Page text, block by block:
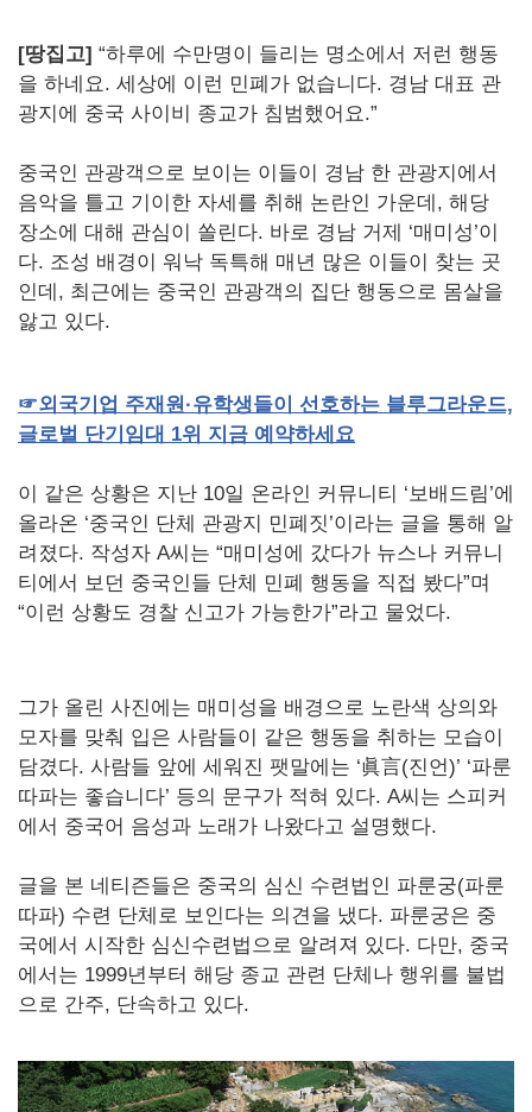
[땅집고] “하루에 수만명이 들리는 명소에서 저런 행동
을 하네요. 세상에 이런 민폐가 없습니다. 경남 대표 관
광지에 중국 사이비 종교가 침범했어요.”
중국인 관광객으로 보이는 이들이 경남 한 관광지에서
음악을 틀고 기이한 자세를 취해 논란인 가운데, 해당
장소에 대해 관심이 쏠린다. 바로 경남 거제 ‘매미성’이
다. 조성 배경이 워낙 독특해 매년 많은 이들이 찾는 곳
인데, 최근에는 중국인 관광객의 집단 행동으로 몸살을
앓고 있다.
☞외국기업 주재원·유학생들이 선호하는 블루그라운드,
글로벌 단기임대 1위 지금 예약하세요
이 같은 상황은 지난 10일 온라인 커뮤니티 ‘보배드림’에
올라온 ‘중국인 단체 관광지 민폐짓’이라는 글을 통해 알
려졌다. 작성자 A씨는 “매미성에 갔다가 뉴스나 커뮤니
티에서 보던 중국인들 단체 민폐 행동을 직접 봤다”며
“이런 상황도 경찰 신고가 가능한가”라고 물었다.
그가 올린 사진에는 매미성을 배경으로 노란색 상의와
모자를 맞춰 입은 사람들이 같은 행동을 취하는 모습이
담겼다. 사람들 앞에 세워진 팻말에는 ‘眞言(진언)’ ‘파룬
따파는 좋습니다’ 등의 문구가 적혀 있다. A씨는 스피커
에서 중국어 음성과 노래가 나왔다고 설명했다.
글을 본 네티즌들은 중국의 심신 수련법인 파룬궁(파룬
따파) 수련 단체로 보인다는 의견을 냈다. 파룬궁은 중
국에서 시작한 심신수련법으로 알려져 있다. 다만, 중국
에서는 1999년부터 해당 종교 관련 단체나 행위를 불법
으로 간주, 단속하고 있다.